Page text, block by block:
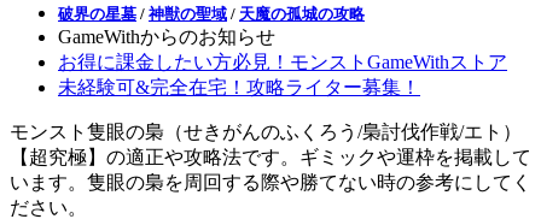
破界の星墓 / 神獣の聖域 / 天魔の孤城の攻略
GameWithからのお知らせ
お得に課金したい方必見！モンストGameWithストア
未経験可&完全在宅！攻略ライター募集！
モンスト隻眼の梟（せきがんのふくろう/梟討伐作戦/エト）
【超究極】の適正や攻略法です。ギミックや運枠を掲載して
います。隻眼の梟を周回する際や勝てない時の参考にしてく
ださい。